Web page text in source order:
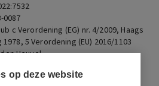
op deze website
0087
c Verordening (EG) nr. 4/2009, Haags
, 5 Verordening (EU) 2016/1103
Heuvel